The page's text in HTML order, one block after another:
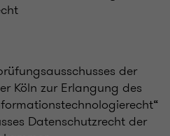
der
Köln zur Erlangung des
Datenschutzrecht der